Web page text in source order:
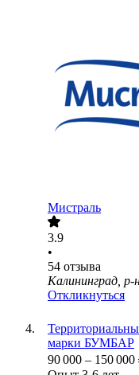
Мистраль
3.9
•
54 отзыва
Калининград, р-
Откликнуться
марки БУМБАР
90 000 – 150 000